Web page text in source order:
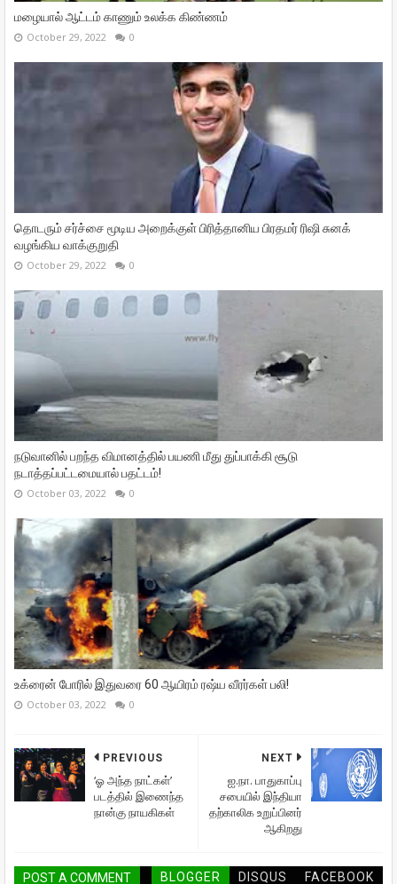
மழையால் ஆட்டம் காணும் உலக்க கிண்ணம்
October 29, 2022 0
தொடரும் சர்ச்சை மூடிய அறைக்குள் பிரித்தானிய பிரதமர் ரிஷி சுனக்
வழங்கிய வாக்குறுதி
October 29, 2022 0
நடுவானில் பறந்த விமானத்தில் பயணி மீது துப்பாக்கி சூடு
நடாத்தப்பட்டமையால் பதட்டம்!
October 03, 2022 0
உக்ரைன் போரில் இதுவரை 60 ஆயிரம் ரஷ்ய வீரர்கள் பலி!
October 03, 2022 0
NEXT
ஐ.நா. பாதுகாப்பு
சபையில் இந்தியா
தற்காலிக உறுப்பினர்
ஆகிறது
PREVIOUS
‘ஓ அந்த நாட்கள்’
படத்தில் இணைந்த
நான்கு நாயகிகள்
POST A COMMENT BLOGGER DISQUS FACEBOOK